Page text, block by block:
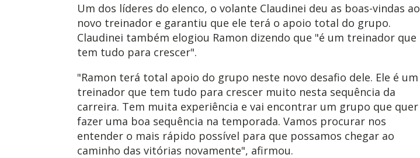
Um dos líderes do elenco, o volante Claudinei deu as boas-vindas ao
novo treinador e garantiu que ele terá o apoio total do grupo.
Claudinei também elogiou Ramon dizendo que "é um treinador que
tem tudo para crescer".
"Ramon terá total apoio do grupo neste novo desafio dele. Ele é um
treinador que tem tudo para crescer muito nesta sequência da
carreira. Tem muita experiência e vai encontrar um grupo que quer
fazer uma boa sequência na temporada. Vamos procurar nos
entender o mais rápido possível para que possamos chegar ao
caminho das vitórias novamente", afirmou.